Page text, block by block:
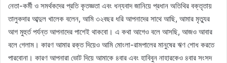
নেতা-কর্মী ও সমর্থকদের প্রতি কৃতজ্ঞতা এবং ধন্যবাদ জানিয়ে প্রধান অতিথির বক্তৃতায়
তালুকদার আব্দুল খালেক বলেন, আমি ৩২বছর ধরি আপনাদের সাথে আছি, আমার মৃত্যুর
আগ মুহুর্ত পর্যন্ত আপনাদের পাশেই থাকবো। এ কথা আগেও বলে আসছি, আজও আবার
বলে গেলাম। কারণ আমার রক্ত দিয়েও আমি মোংলা-রামপালের মানুষের ঋণ শোধ করতে
পারবোনা। কারণ আপনারা ভোট দিয়ে আমাকে ৪বার এবং হাবিবুন নাহারকেও ৪বার সংসদ